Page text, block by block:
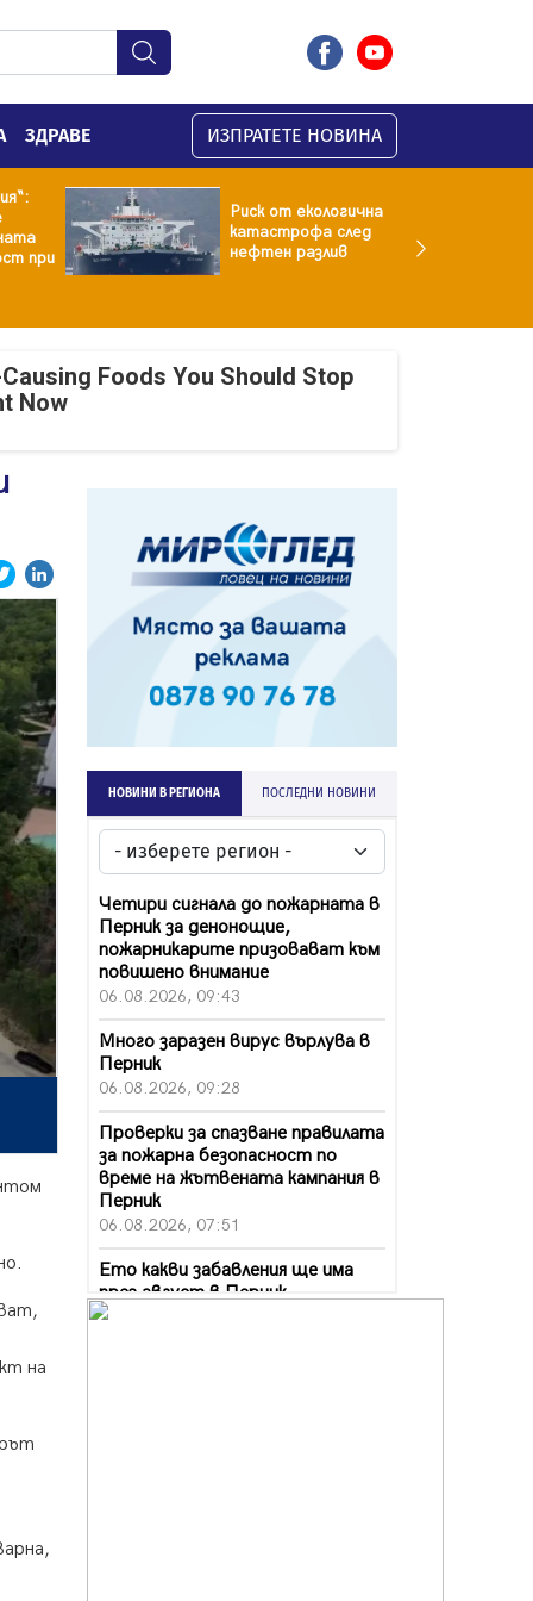
ЗДРАВЕ ИЗПРАТЕТЕ НОВИНА
при
Риск от екологична
катастрофа след
нефтен разлив
Foods You Should Stop
Now
на
НОВИНИ В РЕГИОНА ПОСЛЕДНИ НОВИНИ
Четири сигнала до пожарната в
Перник за денонощие,
пожарникарите призовават към
повишено внимание
06.08.2026, 09:43
Много заразен вирус върлува в
Перник
06.08.2026, 09:28
Проверки за спазване правилата
за пожарна безопасност по
време на жътвената кампания в
Перник
06.08.2026, 07:51
Ето какви забавления ще има
през август в Перник
06.08.2026, 00:48